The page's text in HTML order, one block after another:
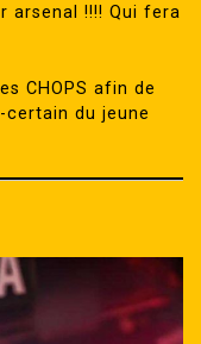
arsenal !!!! Qui fera
CHOPS afin de
du jeune